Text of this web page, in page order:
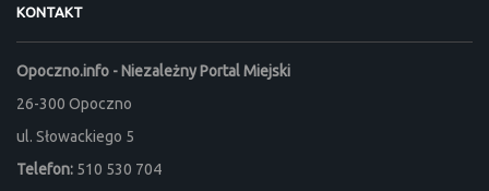
KONTAKT
Opoczno.info - Niezależny Portal Miejski
26-300 Opoczno
ul. Słowackiego 5
Telefon: 510 530 704